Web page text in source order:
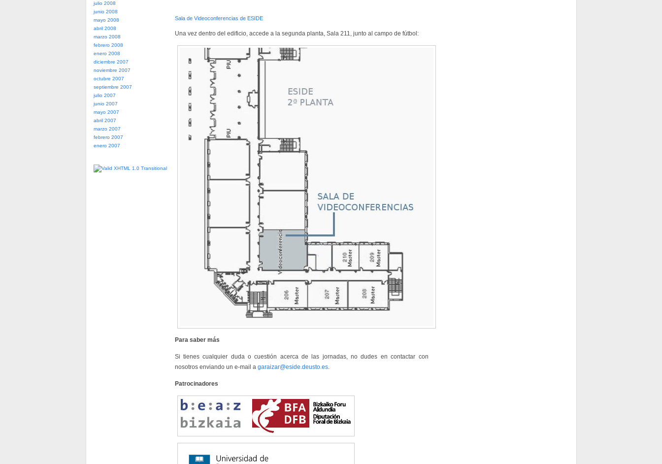
julio 2008
junio 2008
mayo 2008
abril 2008
marzo 2008
febrero 2008
enero 2008
diciembre 2007
noviembre 2007
octubre 2007
septiembre 2007
julio 2007
junio 2007
mayo 2007
abril 2007
marzo 2007
febrero 2007
enero 2007
Sala de Videoconferencias de ESIDE
Una vez dentro del edificio, accede a la segunda planta, Sala 211, junto al campo de fútbol:
Para saber más
Si tienes cualquier duda o cuestión acerca de las jornadas, no dudes en contactar con
nosotros enviando un e-mail a garaizar@eside.deusto.es.
Patrocinadores